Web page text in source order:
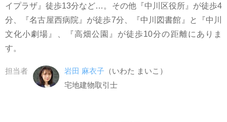
イプラザ』徒歩13分など…。その他『中川区役所』が徒歩4
分、『名古屋西病院』が徒歩7分、『中川図書館』と『中川
文化小劇場』、『高畑公園』が徒歩10分の距離にありま
す。
担当者 岩田 麻衣子（いわた まいこ）
宅地建物取引士